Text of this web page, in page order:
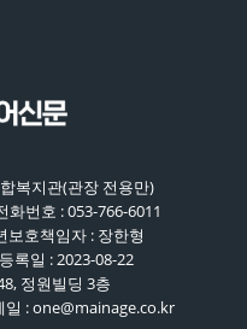
복지관(관장 전용만)
번호 : 053-766-6011
보호책임자 : 장한형
록일 : 2023-08-22
정원빌딩 3층
: one@mainage.co.kr